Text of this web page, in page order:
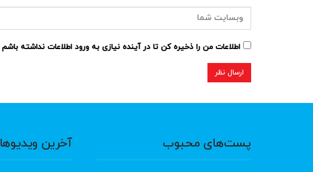
اطلاعات من را ذخیره کن تا در آینده نیازی به ورود اطلاعات نداشته باشم
پست‌های محبوب آخرین ویدیوها